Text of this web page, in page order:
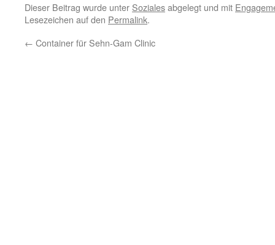
Dieser Beitrag wurde unter Sozialesabgelegt und mit
Lesezeichen auf den Permalink.
← Container für Sehn-Gam Clinic